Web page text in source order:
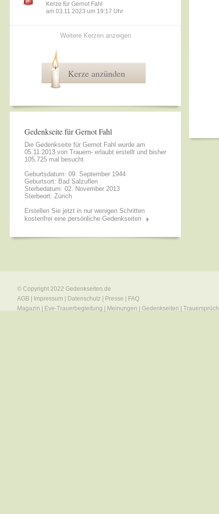
Kerze für Gernot Fahl
am 03.11.2023 um 19:17 Uhr
Weitere Kerzen anzeigen
Kerze anzünden
Gedenkseite für Gernot Fahl
Die Gedenkseite für Gernot Fahl wurde am
05.11.2013 von Trauern- erlaubt erstellt und bisher
105.725 mal besucht.
Geburtsdatum: 09. September 1944
Geburtsort: Bad Salzuflen
Sterbedatum: 02. November 2013
Sterbeort: Zürich
Erstellen Sie jetzt in nur wenigen Schritten
kostenfrei eine persönliche Gedenkseiten
© Copyright 2022 Gedenkseiten.de
AGB
Impressum Datenschutz Presse
FAQ
Magazin
Eve-Trauerbegleitung Meinungen Gedenkseiten